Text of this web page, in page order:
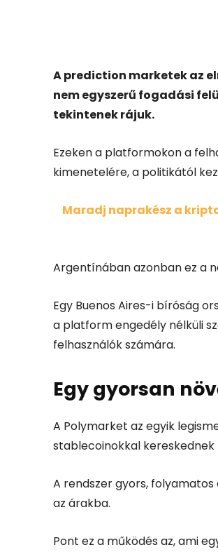
A prediction marketek az
nem egyszerű fogadási
tekintenek rájuk.
Ezeken a platformokon a
kimenetelére, a politikától
Maradj naprakész a
Argentínában azonban ez a
Egy Buenos Aires-i bíróság
a platform engedély nélküli
felhasználók számára.
Egy gyorsan
A Polymarket az egyik
stablecoinokkal
A rendszer gyors,
az árakba.
Pont ez a működés az, ami